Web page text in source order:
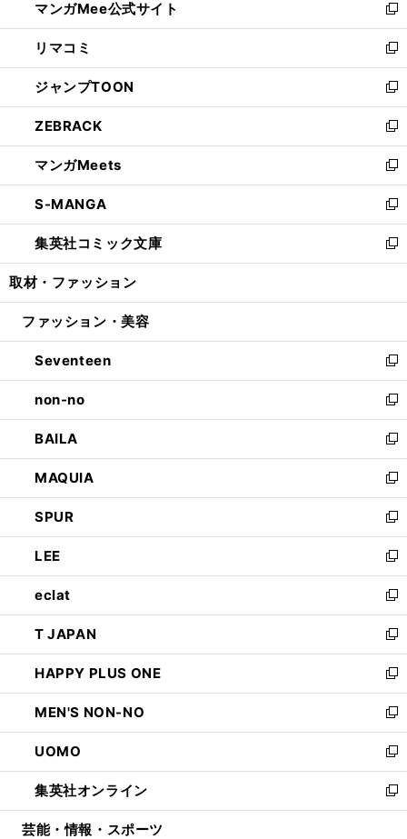
く
ド
ウ
で
開
く
ィ
ン
ド
ウ
で
開
く
い
ウ
ィ
ン
ド
ウ
で
開
く
マンガMee公式サイト
新
し
い
ウ
ィ
ン
ド
ウ
で
開
く
リマコミ
新
し
い
ウ
ィ
ン
ド
ウ
で
開
く
ジャンプTOON
新
し
い
ウ
ィ
ン
ド
ウ
で
開
ZEBRACK
新
し
い
ウ
ィ
ン
ド
ウ
開
マンガMeets
新
し
い
ウ
ィ
ン
ウ
開
く
S-MANGA
新
し
い
ウ
ン
ウ
で
開
く
集英社コミック文庫
新
し
ウ
ン
ド
ウ
で
開
く
取材・ファッション
ファッション・美容
Seventeen
新
し
い
ウ
ィ
ン
ド
ウ
で
開
く
non-no
新
し
い
ウ
ィ
ン
ド
ウ
で
開
く
BAILA
新
し
い
ウ
ィ
ン
ド
ウ
で
開
く
MAQUIA
新
し
い
ウ
ィ
ン
ド
ウ
で
開
く
SPUR
新
し
い
ウ
ィ
ン
ド
ウ
で
開
く
LEE
新
し
い
ウ
ィ
ン
ド
ウ
で
開
く
eclat
新
し
い
ウ
ィ
ン
ド
ウ
で
開
く
T JAPAN
新
し
い
ウ
ィ
ン
ド
ウ
で
開
HAPPY PLUS ONE
新
し
い
ウ
ィ
ン
ド
ウ
MEN'S NON-NO
新
し
い
ウ
ィ
ン
UOMO
新
し
い
ウ
集英社オンライン
新
し
芸能・情報・スポーツ